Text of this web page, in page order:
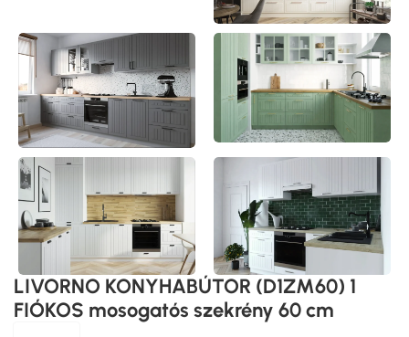
LIVORNO KONYHABÚTOR (D1ZM60) 1
FIÓKOS mosogatós szekrény 60 cm